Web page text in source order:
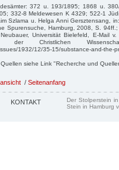
372 u. 193/1895; 1868 u.
332-8 Meldewesen K 4329; 522-1
Szlama u. Helga Anni Gersztensang,
Spurensuche, Hamburg, 2008, S.
Universität Bielefeld, E-Mail
der Christlichen
1932/12/35-15/substance-and-the-
siehe Link "Recherche und
/ Seitenanfang
KONTAKT
Der Stolperstein
Stein in Hamburg